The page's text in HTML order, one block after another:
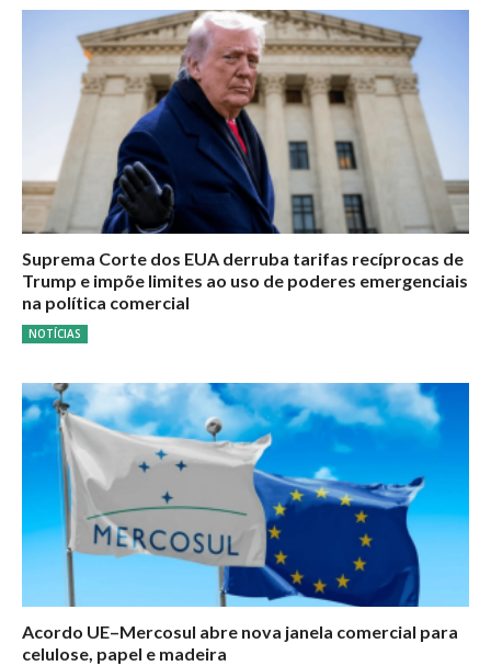
Suprema Corte dos EUA derruba tarifas recíprocas de
Trump e impõe limites ao uso de poderes emergenciais
na política comercial
NOTÍCIAS
Acordo UE–Mercosul abre nova janela comercial para
celulose, papel e madeira